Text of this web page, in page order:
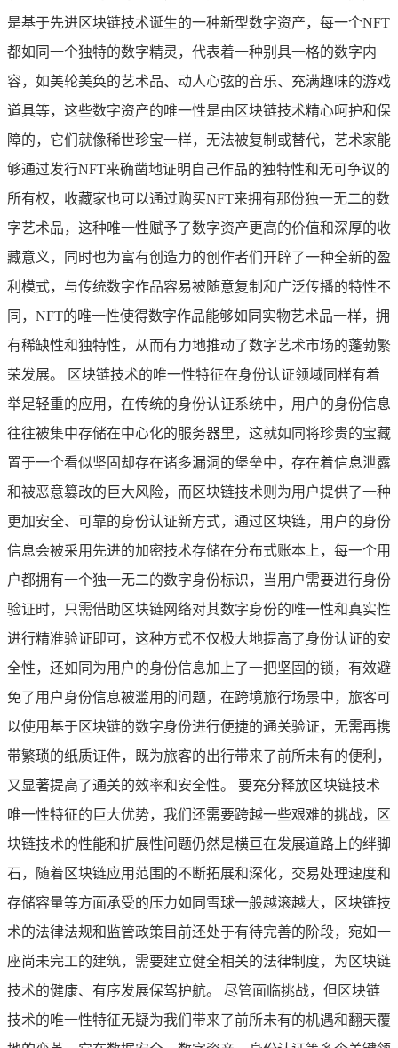
是基于先进区块链技术诞生的一种新型数字资产，每一个NFT
都如同一个独特的数字精灵，代表着一种别具一格的数字内
容，如美轮美奂的艺术品、动人心弦的音乐、充满趣味的游戏
道具等，这些数字资产的唯一性是由区块链技术精心呵护和保
障的，它们就像稀世珍宝一样，无法被复制或替代，艺术家能
够通过发行NFT来确凿地证明自己作品的独特性和无可争议的
所有权，收藏家也可以通过购买NFT来拥有那份独一无二的数
字艺术品，这种唯一性赋予了数字资产更高的价值和深厚的收
藏意义，同时也为富有创造力的创作者们开辟了一种全新的盈
利模式，与传统数字作品容易被随意复制和广泛传播的特性不
同，NFT的唯一性使得数字作品能够如同实物艺术品一样，拥
有稀缺性和独特性，从而有力地推动了数字艺术市场的蓬勃繁
荣发展。 区块链技术的唯一性特征在身份认证领域同样有着
举足轻重的应用，在传统的身份认证系统中，用户的身份信息
往往被集中存储在中心化的服务器里，这就如同将珍贵的宝藏
置于一个看似坚固却存在诸多漏洞的堡垒中，存在着信息泄露
和被恶意篡改的巨大风险，而区块链技术则为用户提供了一种
更加安全、可靠的身份认证新方式，通过区块链，用户的身份
信息会被采用先进的加密技术存储在分布式账本上，每一个用
户都拥有一个独一无二的数字身份标识，当用户需要进行身份
验证时，只需借助区块链网络对其数字身份的唯一性和真实性
进行精准验证即可，这种方式不仅极大地提高了身份认证的安
全性，还如同为用户的身份信息加上了一把坚固的锁，有效避
免了用户身份信息被滥用的问题，在跨境旅行场景中，旅客可
以使用基于区块链的数字身份进行便捷的通关验证，无需再携
带繁琐的纸质证件，既为旅客的出行带来了前所未有的便利，
又显著提高了通关的效率和安全性。 要充分释放区块链技术
唯一性特征的巨大优势，我们还需要跨越一些艰难的挑战，区
块链技术的性能和扩展性问题仍然是横亘在发展道路上的绊脚
石，随着区块链应用范围的不断拓展和深化，交易处理速度和
存储容量等方面承受的压力如同雪球一般越滚越大，区块链技
术的法律法规和监管政策目前还处于有待完善的阶段，宛如一
座尚未完工的建筑，需要建立健全相关的法律制度，为区块链
技术的健康、有序发展保驾护航。 尽管面临挑战，但区块链
技术的唯一性特征无疑为我们带来了前所未有的机遇和翻天覆